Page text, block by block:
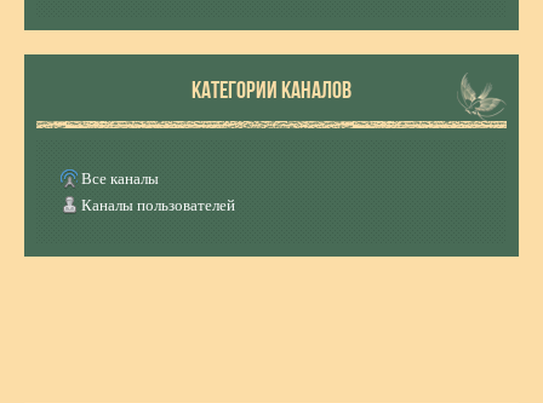
КАТЕГОРИИ КАНАЛОВ
Все каналы
Каналы пользователей